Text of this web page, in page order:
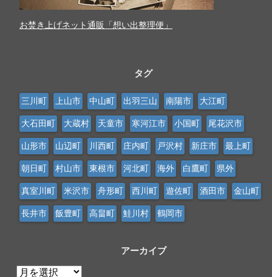
お焚き上げネット通販「想い出整理便」
タグ
三川町 上山市 中山町 出羽三山 南陽市 大江町
大石田町 大蔵村 天童市 寒河江市 小国町 尾花沢市
山形市 山辺町 川西町 庄内町 戸沢村 新庄市 最上町
朝日町 村山市 東根市 河北町 海外 白鷹町 県外
真室川町 米沢市 舟形町 西川町 遊佐町 酒田市 金山町
長井市 飯豊町 高畠町 鮭川村 鶴岡市
アーカイブ
ア